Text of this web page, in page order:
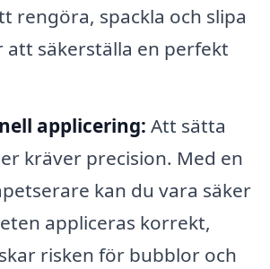
rengöra, spackla och slipa
säkerställa en perfekt
applicering: Att sätta
kräver precision. Med en
kan du vara säker
appliceras korrekt,
risken för bubblor och